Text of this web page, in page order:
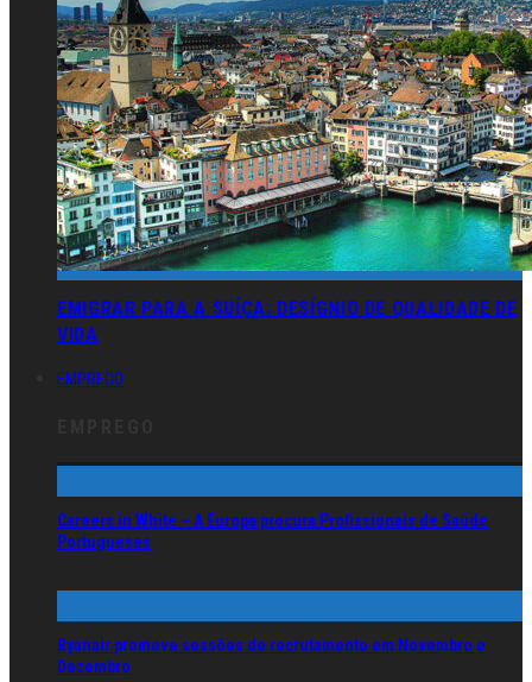
EMIGRAR PARA A SUÍÇA: DESÍGNIO DE QUALIDADE DE
VIDA
EMPREGO
Careers in White – A Europa procura Profissionais de Saúde
Portugueses
Ryanair promove sessões de recrutamento em Novembro e
Dezembro